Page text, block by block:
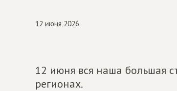
12 июня 2026
12 июня вся наша большая
регионах.